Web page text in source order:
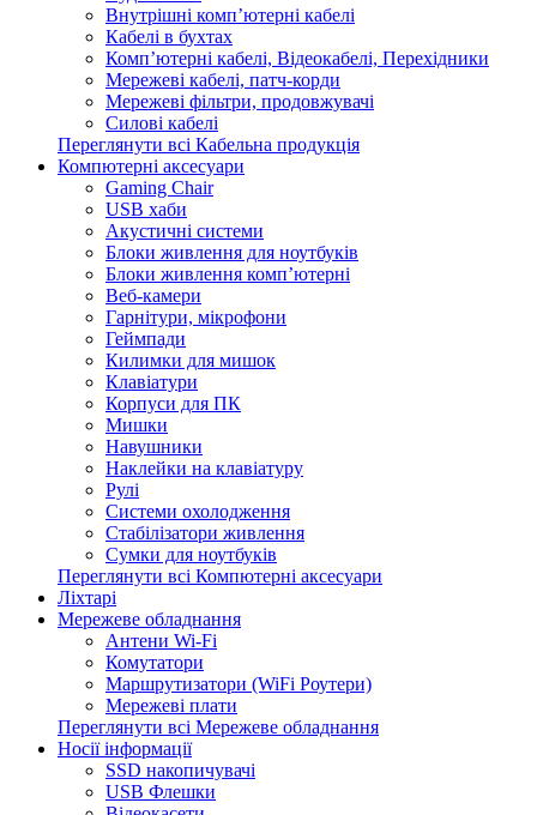
Внутрішні комп’ютерні кабелі
Кабелі в бухтах
Комп’ютерні кабелі, Відеокабелі, Перехідники
Мережеві кабелі, патч-корди
Мережеві фільтри, продовжувачі
Силові кабелі
Переглянути всі Кабельна продукція
Компютерні аксесуари
Gaming Chair
USB хаби
Акустичні системи
Блоки живлення для ноутбуків
Блоки живлення комп’ютерні
Веб-камери
Гарнітури, мікрофони
Геймпади
Килимки для мишок
Клавіатури
Корпуси для ПК
Мишки
Навушники
Наклейки на клавіатуру
Рулі
Системи охолодження
Стабілізатори живлення
Сумки для ноутбуків
Переглянути всі Компютерні аксесуари
Ліхтарі
Мережеве обладнання
Антени Wi-Fi
Комутатори
Маршрутизатори (WiFi Роутери)
Мережеві плати
Переглянути всі Мережеве обладнання
Носії інформації
SSD накопичувачі
USB Флешки